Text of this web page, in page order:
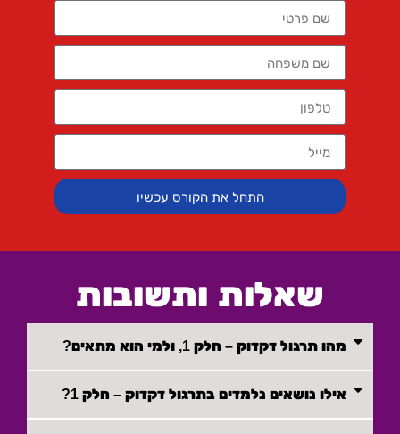
התחל את הקורס עכשיו
שאלות ותשובות
מהו תרגול דקדוק – חלק 1, ולמי הוא מתאים?
אילו נושאים נלמדים בתרגול דקדוק – חלק 1?